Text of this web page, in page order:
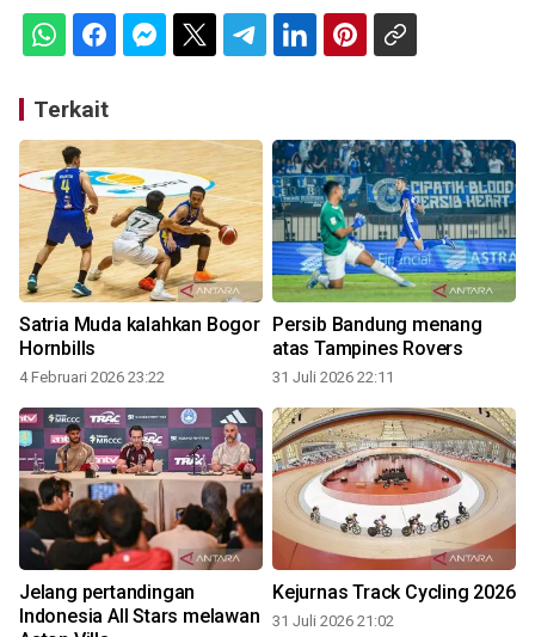
Terkait
Satria Muda kalahkan Bogor
Hornbills
4 Februari 2026 23:22
Persib Bandung menang
atas Tampines Rovers
31 Juli 2026 22:11
Jelang pertandingan
Indonesia All Stars melawan
Kejurnas Track Cycling 2026
31 Juli 2026 21:02